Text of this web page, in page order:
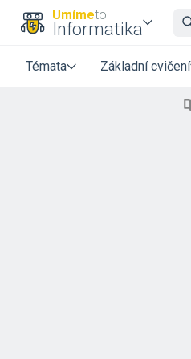
Umímeto
Informatika
Témata Základní cvičení